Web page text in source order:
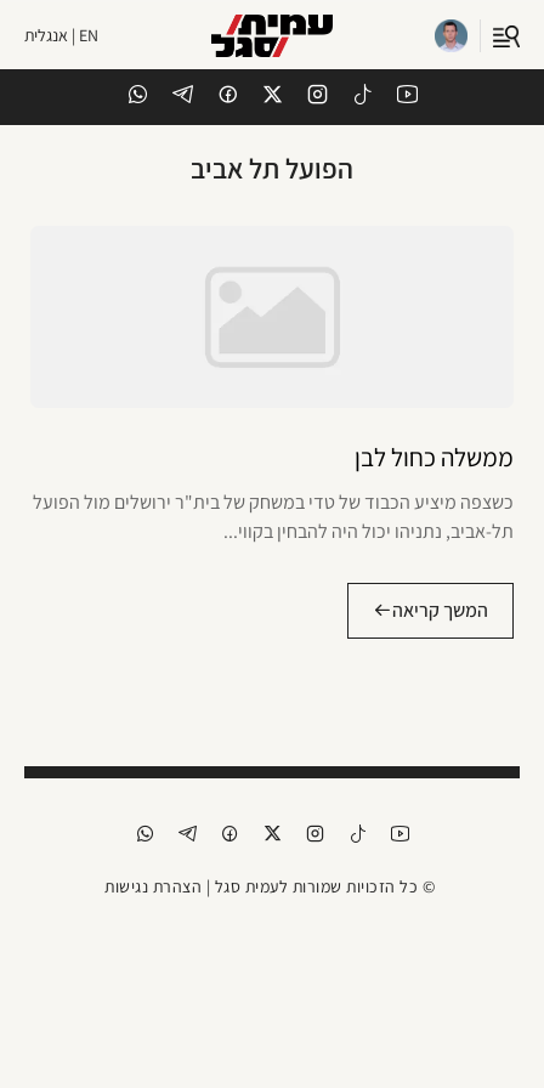
EN | אנגלית
הפועל תל אביב
ממשלה כחול לבן
כשצפה מיציע הכבוד של טדי במשחק של בית"ר ירושלים מול הפועל
תל-אביב, נתניהו יכול היה להבחין בקווי...
המשך קריאה
© כל הזכויות שמורות לעמית סגל | הצהרת נגישות